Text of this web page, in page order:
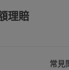
理賠
常見